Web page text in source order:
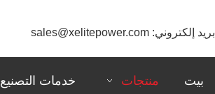
بريد إلكتروني:sales@xelitepower.com
بيت منتجات خدمات التصنيع